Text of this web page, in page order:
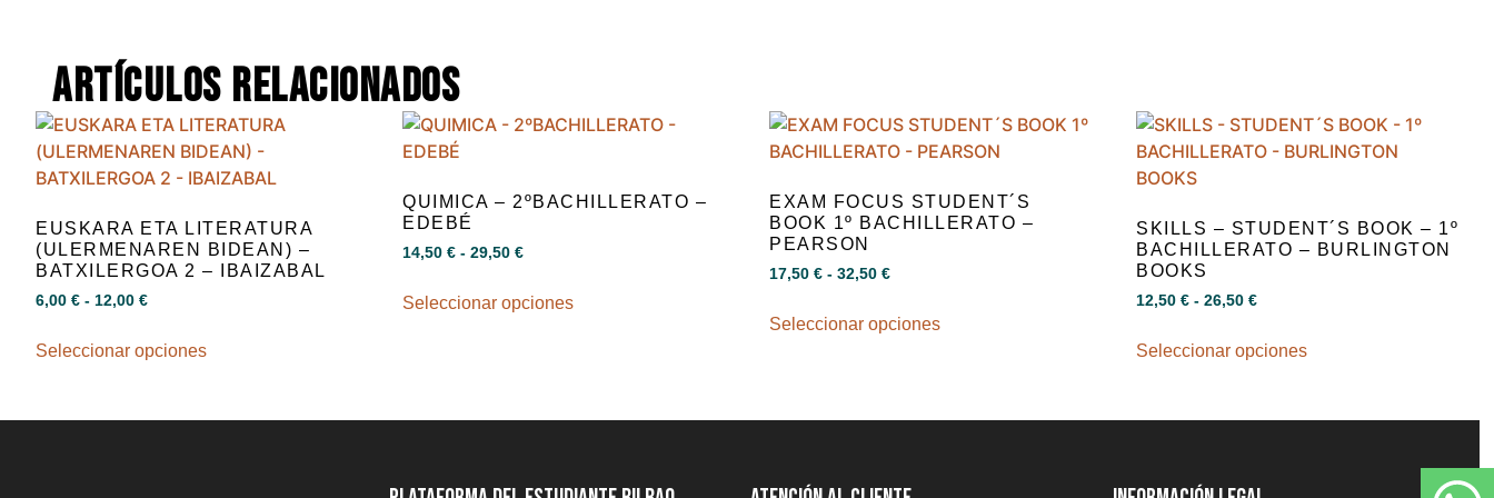
Artículos relacionados
EUSKARA ETA LITERATURA
(ULERMENAREN BIDEAN) –
BATXILERGOA 2 – IBAIZABAL
6,00 € - 12,00 €
Seleccionar opciones
QUIMICA – 2ºBACHILLERATO –
EDEBÉ
14,50 € - 29,50 €
Seleccionar opciones
EXAM FOCUS STUDENT´S
BOOK 1º BACHILLERATO –
PEARSON
17,50 € - 32,50 €
Seleccionar opciones
SKILLS – STUDENT´S BOOK – 1º
BACHILLERATO – BURLINGTON
BOOKS
12,50 € - 26,50 €
Seleccionar opciones